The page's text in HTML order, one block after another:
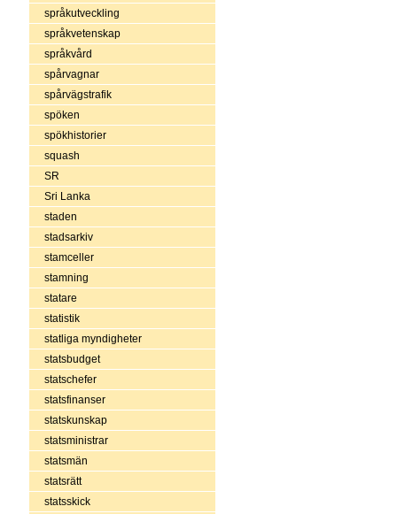
språkutveckling
språkvetenskap
språkvård
spårvagnar
spårvägstrafik
spöken
spökhistorier
squash
SR
Sri Lanka
staden
stadsarkiv
stamceller
stamning
statare
statistik
statliga myndigheter
statsbudget
statschefer
statsfinanser
statskunskap
statsministrar
statsmän
statsrätt
statsskick